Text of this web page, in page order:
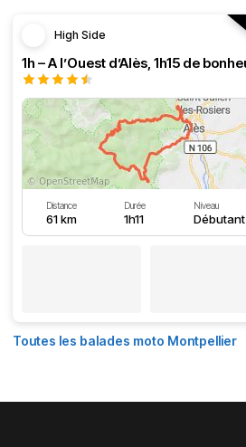
High Side
Distance
61 km
Durée
1h11
Niveau
Débutant
Toutes les balades moto Montpellier